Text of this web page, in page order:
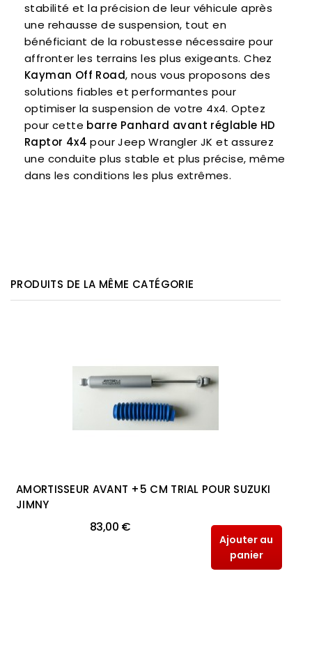
stabilité et la précision de leur véhicule après
une rehausse de suspension, tout en
bénéficiant de la robustesse nécessaire pour
affronter les terrains les plus exigeants. Chez
Kayman Off Road, nous vous proposons des
solutions fiables et performantes pour
optimiser la suspension de votre 4x4. Optez
pour cette barre Panhard avant réglable HD
Raptor 4x4 pour Jeep Wrangler JK et assurez
une conduite plus stable et plus précise, même
dans les conditions les plus extrêmes.
PRODUITS DE LA MÊME CATÉGORIE
AMORTISSEUR AVANT +5 CM TRIAL POUR SUZUKI
JIMNY
83,00 €
Ajouter au
panier